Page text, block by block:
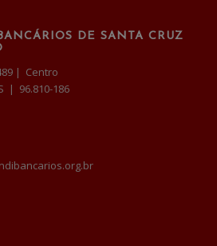
DE SANTA CRUZ
| Centro
| 96.810-186